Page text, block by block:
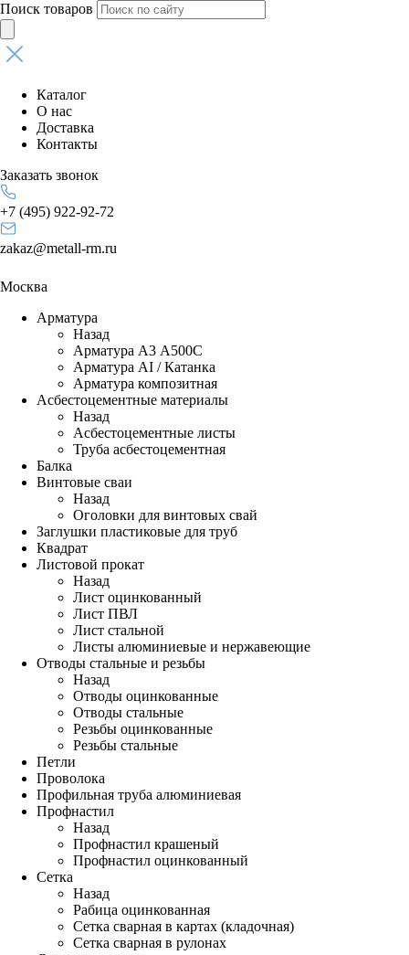
Поиск товаров
Каталог
О нас
Доставка
Контакты
Заказать звонок
+7 (495) 922-92-72
zakaz@metall-rm.ru
Москва
Арматура
Назад
Арматура А3 А500С
Арматура АI / Катанка
Арматура композитная
Асбестоцементные материалы
Назад
Асбестоцементные листы
Труба асбестоцементная
Балка
Винтовые сваи
Назад
Оголовки для винтовых свай
Заглушки пластиковые для труб
Квадрат
Листовой прокат
Назад
Лист оцинкованный
Лист ПВЛ
Лист стальной
Листы алюминиевые и нержавеющие
Отводы стальные и резьбы
Назад
Отводы оцинкованные
Отводы стальные
Резьбы оцинкованные
Резьбы стальные
Петли
Проволока
Профильная труба алюминиевая
Профнастил
Назад
Профнастил крашеный
Профнастил оцинкованный
Сетка
Назад
Рабица оцинкованная
Сетка сварная в картах (кладочная)
Сетка сварная в рулонах